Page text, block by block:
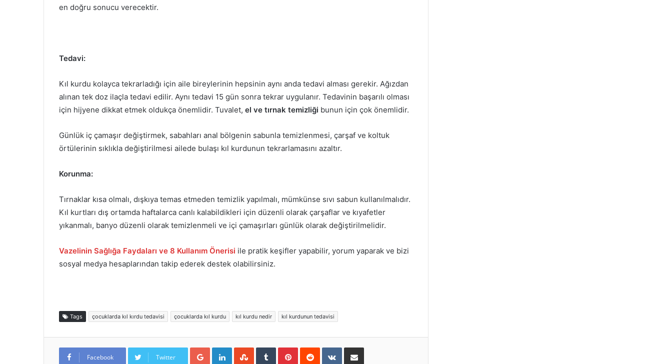
en doğru sonucu verecektir.
Tedavi:
Kıl kurdu kolayca tekrarladığı için aile bireylerinin hepsinin aynı anda tedavi alması gerekir. Ağızdan
alınan tek doz ilaçla tedavi edilir. Aynı tedavi 15 gün sonra tekrar uygulanır. Tedavinin başarılı olması
için hijyene dikkat etmek oldukça önemlidir. Tuvalet, el ve tırnak temizliği bunun için çok önemlidir.
Günlük iç çamaşır değiştirmek, sabahları anal bölgenin sabunla temizlenmesi, çarşaf ve koltuk
örtülerinin sıklıkla değiştirilmesi ailede bulaşı kıl kurdunun tekrarlamasını azaltır.
Korunma:
Tırnaklar kısa olmalı, dışkıya temas etmeden temizlik yapılmalı, mümkünse sıvı sabun kullanılmalıdır.
Kıl kurtları dış ortamda haftalarca canlı kalabildikleri için düzenli olarak çarşaflar ve kıyafetler
yıkanmalı, banyo düzenli olarak temizlenmeli ve içi çamaşırları günlük olarak değiştirilmelidir.
Vazelinin Sağlığa Faydaları ve 8 Kullanım Önerisi ile pratik keşifler yapabilir, yorum yaparak ve bizi
sosyal medya hesaplarından takip ederek destek olabilirsiniz.
Tags çocuklarda kıl kırdu tedavisi çocuklarda kıl kurdu kıl kurdu nedir kıl kurdunun tedavisi
Facebook Twitter
Google+LinkedInStumbleUpon
TumblrPinterestReddit VKontakteE-Posta ile paylaş